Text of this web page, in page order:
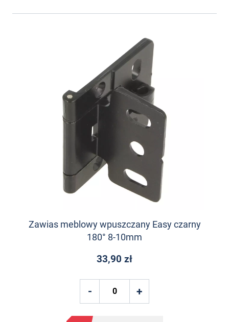
Zawias meblowy wpuszczany Easy czarny
180° 8-10mm
33,90 zł